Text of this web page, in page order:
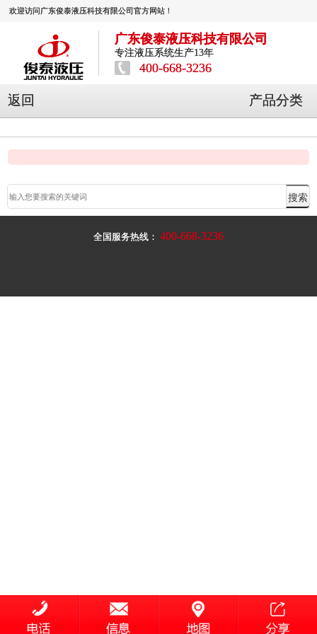
欢迎访问广东俊泰液压科技有限公司官方网站！
广东俊泰液压科技有限公司
专注液压系统生产13年
400-668-3236
返回 产品分类
全国服务热线： 400-668-3236